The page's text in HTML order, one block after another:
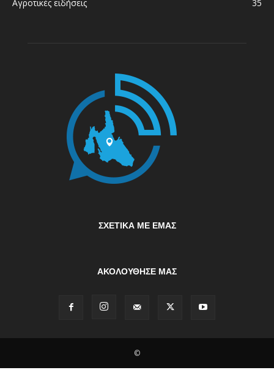
Αγροτικές ειδήσεις
35
ΣΧΕΤΙΚΆ ΜΕ ΕΜΆΣ
ΑΚΟΛΟΥΘΗΣΕ ΜΑΣ
©